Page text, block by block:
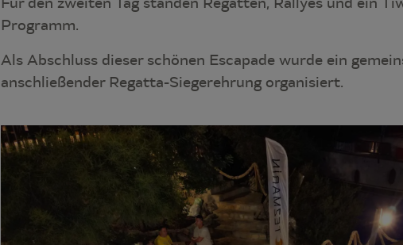
Programm.
Als Abschluss dieser schönen Escapade wurde ein
anschließender Regatta-Siegerehrung organisiert.